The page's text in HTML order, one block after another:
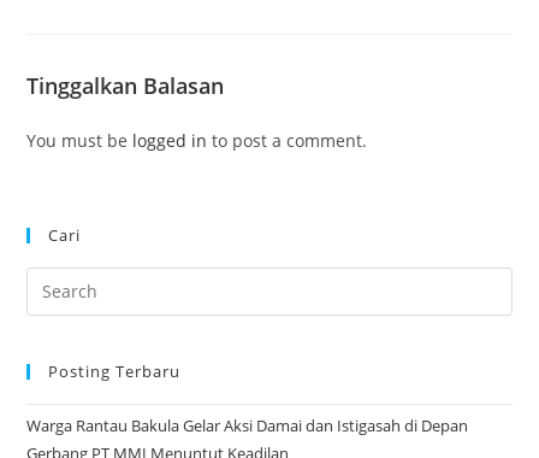
Tinggalkan Balasan
You must be logged in to post a comment.
Cari
Posting Terbaru
Warga Rantau Bakula Gelar Aksi Damai dan Istigasah di Depan
Gerbang PT MMI Menuntut Keadilan